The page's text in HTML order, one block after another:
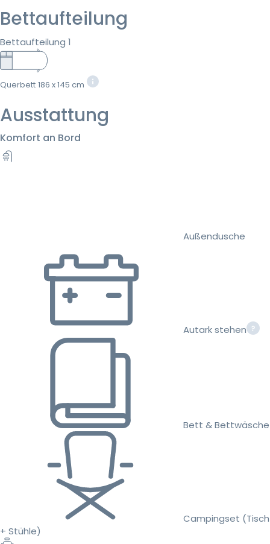
Bettaufteilung
Bettaufteilung 1
Querbett 186 x 145 cm
Ausstattung
Komfort an Bord
Außendusche
Autark stehen
Bett & Bettwäsche
Campingset (Tisch
+ Stühle)